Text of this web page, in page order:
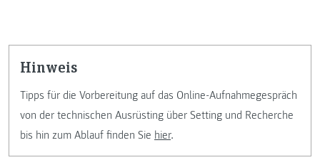
Hinweis
Tipps für die Vorbereitung auf das Online-Aufnahmegespräch
von der technischen Ausrüsting über Setting und Recherche
bis hin zum Ablauf finden Sie hier.